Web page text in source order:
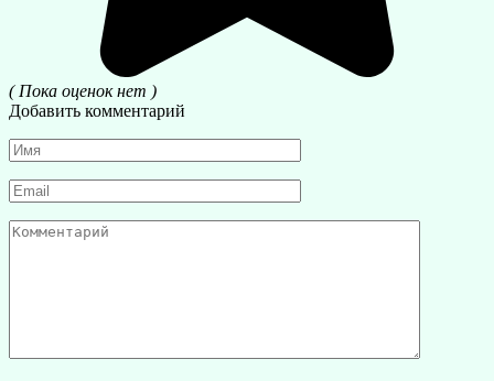
( Пока оценок нет )
Добавить комментарий
Имя
*
Email
*
Комментарий